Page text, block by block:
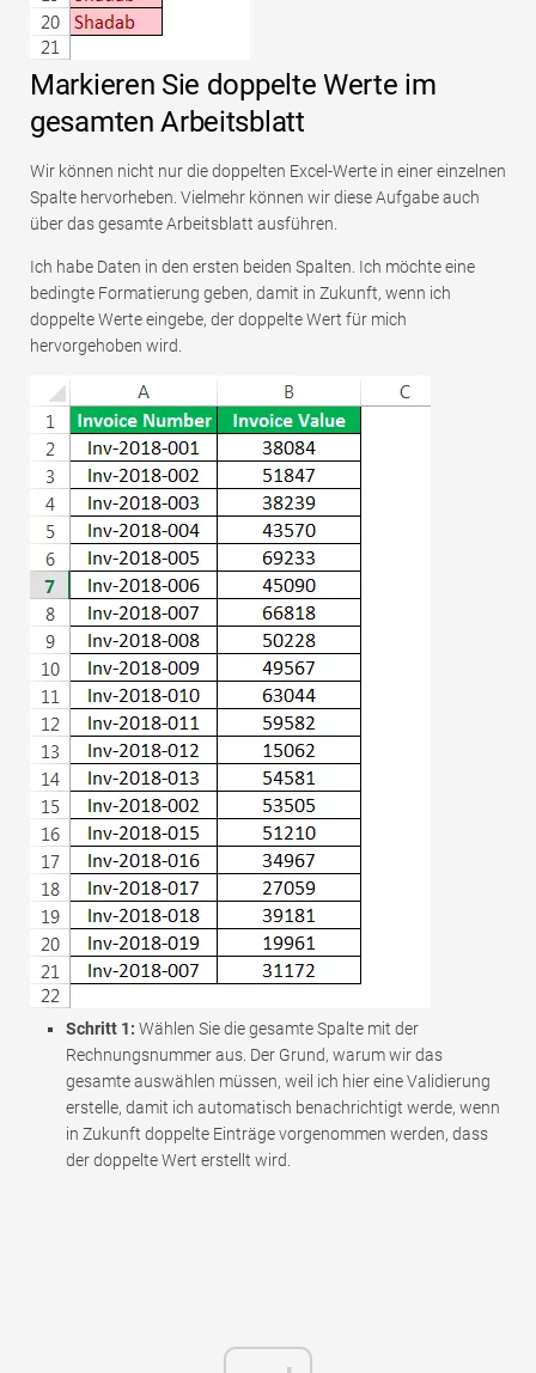
Markieren Sie doppelte Werte im
gesamten Arbeitsblatt
Wir können nicht nur die doppelten Excel-Werte in einer einzelnen
Spalte hervorheben. Vielmehr können wir diese Aufgabe auch
über das gesamte Arbeitsblatt ausführen.
Ich habe Daten in den ersten beiden Spalten. Ich möchte eine
bedingte Formatierung geben, damit in Zukunft, wenn ich
doppelte Werte eingebe, der doppelte Wert für mich
hervorgehoben wird.
Schritt 1: Wählen Sie die gesamte Spalte mit der
Rechnungsnummer aus. Der Grund, warum wir das
gesamte auswählen müssen, weil ich hier eine Validierung
erstelle, damit ich automatisch benachrichtigt werde, wenn
in Zukunft doppelte Einträge vorgenommen werden, dass
der doppelte Wert erstellt wird.